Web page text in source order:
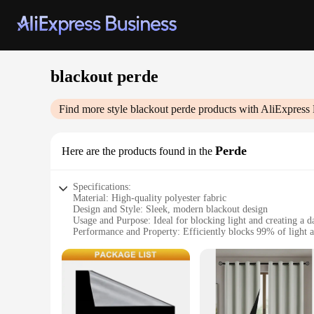
blackout perde
Find more style blackout perde products with AliExpress
Here are the products found in the Perde
Specifications:
Material: High-quality polyester fabric
Design and Style: Sleek, modern blackout design
Usage and Purpose: Ideal for blocking light and creating a
Performance and Property: Efficiently blocks 99% of light
Parts and Accessories: Includes all necessary hardware for
Features:
**Enhanced Comfort and Privacy**
The Blackout Perde curtains are meticulously crafted to
barrier against light and UV rays. The modern blackout